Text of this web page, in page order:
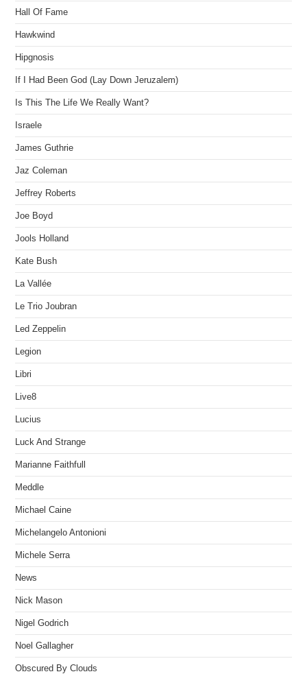
Hall Of Fame
Hawkwind
Hipgnosis
If I Had Been God (Lay Down Jeruzalem)
Is This The Life We Really Want?
Israele
James Guthrie
Jaz Coleman
Jeffrey Roberts
Joe Boyd
Jools Holland
Kate Bush
La Vallée
Le Trio Joubran
Led Zeppelin
Legion
Libri
Live8
Lucius
Luck And Strange
Marianne Faithfull
Meddle
Michael Caine
Michelangelo Antonioni
Michele Serra
News
Nick Mason
Nigel Godrich
Noel Gallagher
Obscured By Clouds